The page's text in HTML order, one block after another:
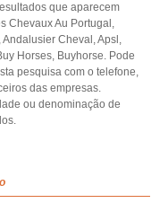
que aparecem
Chevaux Au Portugal,
Cheval, Apsl,
Horses, Buyhorse. Pode
pesquisa com o telefone,
das empresas.
ou denominação de